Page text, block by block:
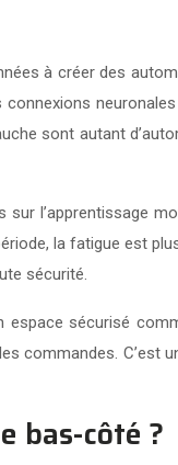
à créer des
sont autant
l’apprentissage
la fatigue est
sécurité.
sécurisé
commandes. C’est
bas-côté ?